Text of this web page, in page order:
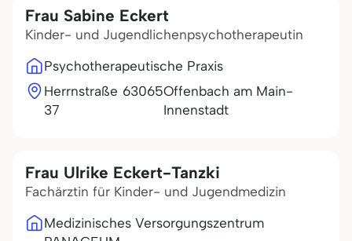
Frau Sabine Eckert
Kinder- und Jugendlichenpsychotherapeutin
Psychotherapeutische Praxis
Herrnstraße
37
63065Offenbach am Main-
Innenstadt
Frau Ulrike Eckert-Tanzki
Fachärztin für Kinder- und Jugendmedizin
Medizinisches Versorgungszentrum